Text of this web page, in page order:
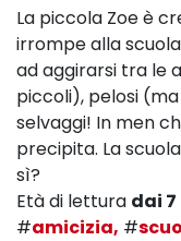
La piccola Zoe è
irrompe alla
ad aggirarsi tra le
piccoli), pelosi
selvaggi! In men
precipita. La
sì?
Età di lettura dai
#amicizia, #